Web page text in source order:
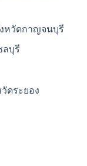
หวัดกาญจนบุรี
ลบุรี
ดระยอง